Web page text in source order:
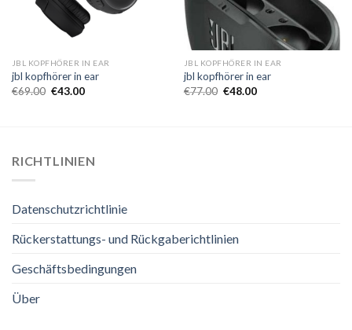
JBL KOPFHÖRER IN EAR
jbl kopfhörer in ear
€69.00 €43.00
JBL KOPFHÖRER IN EAR
jbl kopfhörer in ear
€77.00 €48.00
RICHTLINIEN
Datenschutzrichtlinie
Rückerstattungs- und Rückgaberichtlinien
Geschäftsbedingungen
Über